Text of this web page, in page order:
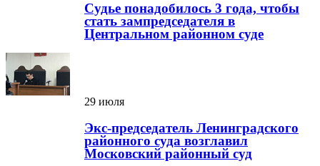
Судье понадобилось 3 года, чтобы
стать зампредседателя в
Центральном районном суде
29 июля
Экс-председатель Ленинградского
районного суда возглавил
Московский районный суд